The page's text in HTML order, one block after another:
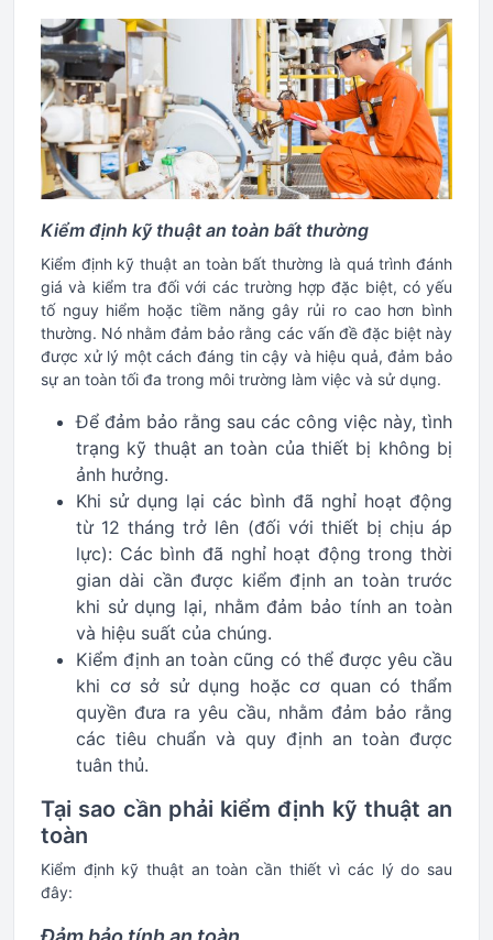
Kiểm định kỹ thuật an toàn bất thường
Kiểm định kỹ thuật an toàn bất thường là quá trình đánh
giá và kiểm tra đối với các trường hợp đặc biệt, có yếu
tố nguy hiểm hoặc tiềm năng gây rủi ro cao hơn bình
thường. Nó nhằm đảm bảo rằng các vấn đề đặc biệt này
được xử lý một cách đáng tin cậy và hiệu quả, đảm bảo
sự an toàn tối đa trong môi trường làm việc và sử dụng.
Để đảm bảo rằng sau các công việc này, tình
trạng kỹ thuật an toàn của thiết bị không bị
ảnh hưởng.
Khi sử dụng lại các bình đã nghỉ hoạt động
từ 12 tháng trở lên (đối với thiết bị chịu áp
lực): Các bình đã nghỉ hoạt động trong thời
gian dài cần được kiểm định an toàn trước
khi sử dụng lại, nhằm đảm bảo tính an toàn
và hiệu suất của chúng.
Kiểm định an toàn cũng có thể được yêu cầu
khi cơ sở sử dụng hoặc cơ quan có thẩm
quyền đưa ra yêu cầu, nhằm đảm bảo rằng
các tiêu chuẩn và quy định an toàn được
tuân thủ.
Tại sao cần phải kiểm định kỹ thuật an
toàn
Kiểm định kỹ thuật an toàn cần thiết vì các lý do sau
đây: